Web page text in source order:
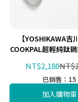
【YOSHIKAWA吉
COOKPAL超輕純鈦
NT$2,180
已銷售：15
加入購物車